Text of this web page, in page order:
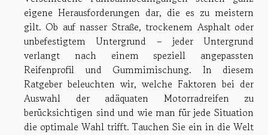
eigene Herausforderungen dar, die es zu meistern
gilt. Ob auf nasser Straße, trockenem Asphalt oder
unbefestigtem Untergrund – jeder Untergrund
verlangt nach einem speziell angepassten
Reifenprofil und Gummimischung. In diesem
Ratgeber beleuchten wir, welche Faktoren bei der
Auswahl der adäquaten Motorradreifen zu
berücksichtigen sind und wie man für jede Situation
die optimale Wahl trifft. Tauchen Sie ein in die Welt